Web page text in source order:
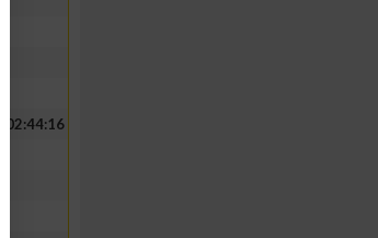
02:44:16